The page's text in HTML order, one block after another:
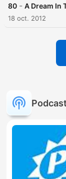
80 - A Dream In
18 oct. 2012